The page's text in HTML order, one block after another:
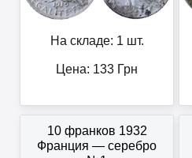
На складе: 1 шт.
Цена: 133 Грн
10 франков 1932
Франция — серебро